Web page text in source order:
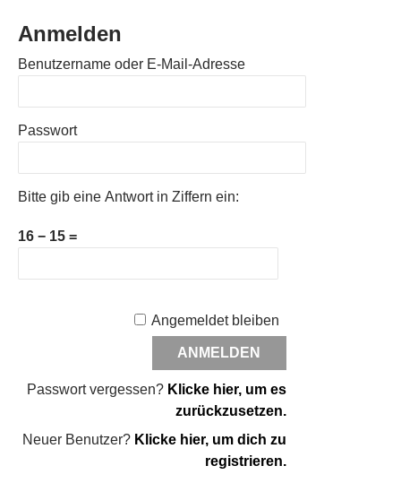
Anmelden
Benutzername oder E-Mail-Adresse
Passwort
Bitte gib eine Antwort in Ziffern ein:
16 − 15 =
Angemeldet bleiben
Passwort vergessen? Klicke hier, um es
zurückzusetzen.
Neuer Benutzer? Klicke hier, um dich zu
registrieren.